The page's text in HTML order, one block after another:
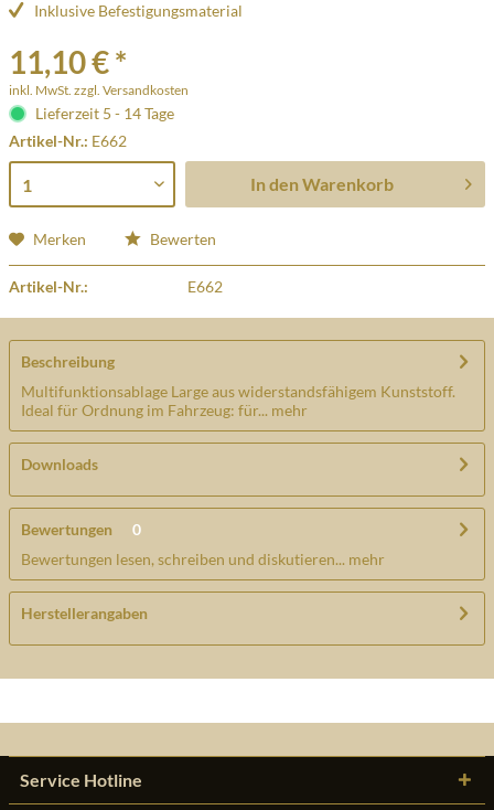
Inklusive Befestigungsmaterial
11,10 € *
inkl. MwSt. zzgl. Versandkosten
Lieferzeit 5 - 14 Tage
Artikel-Nr.: E662
In den Warenkorb
Merken Bewerten
Artikel-Nr.: E662
Beschreibung
Multifunktionsablage Large aus widerstandsfähigem Kunststoff.
Ideal für Ordnung im Fahrzeug: für... mehr
Downloads
Bewertungen
0
Bewertungen lesen, schreiben und diskutieren... mehr
Herstellerangaben
Service Hotline